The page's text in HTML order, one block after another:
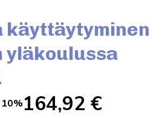
käyttäytyminen
yläkoulussa
164,92€